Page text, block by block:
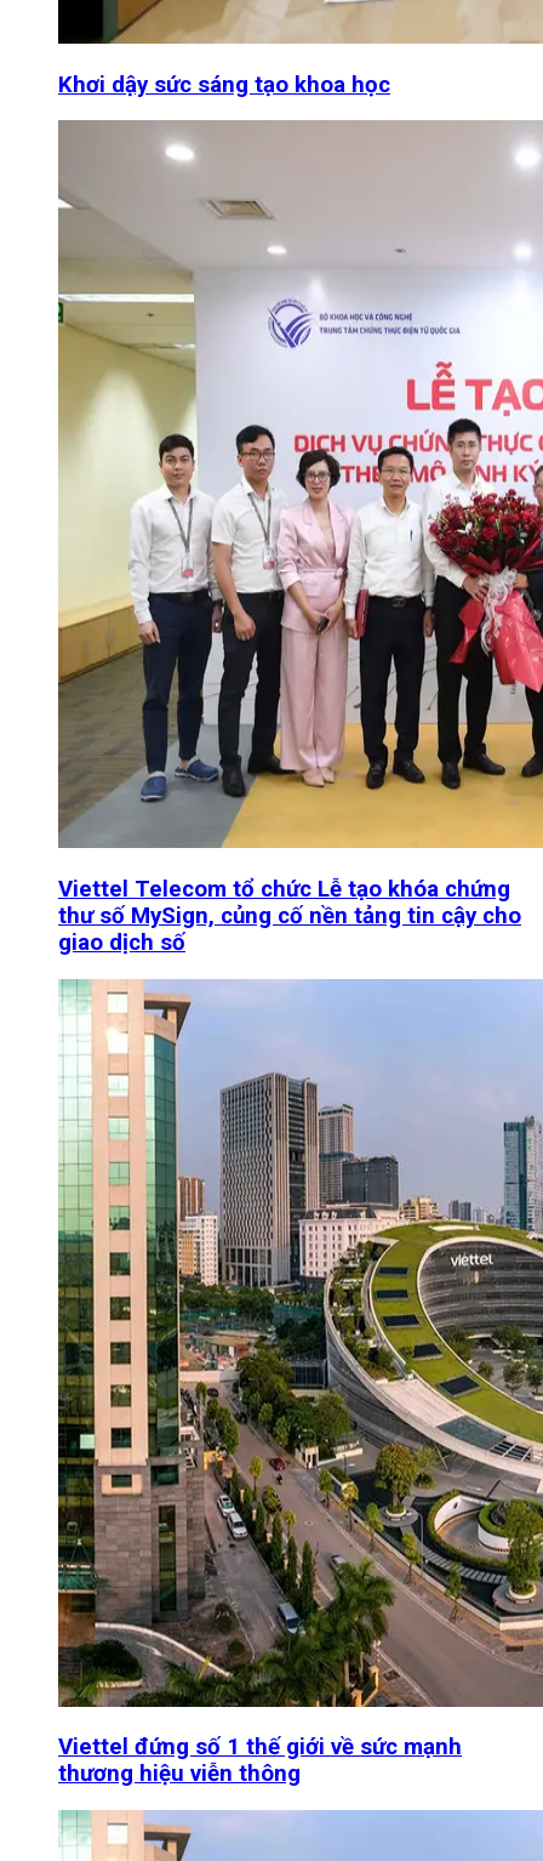
Khơi dậy sức sáng tạo khoa học
Viettel Telecom tổ chức Lễ tạo khóa chứng
thư số MySign, củng cố nền tảng tin cậy cho
giao dịch số
Viettel đứng số 1 thế giới về sức mạnh
thương hiệu viễn thông